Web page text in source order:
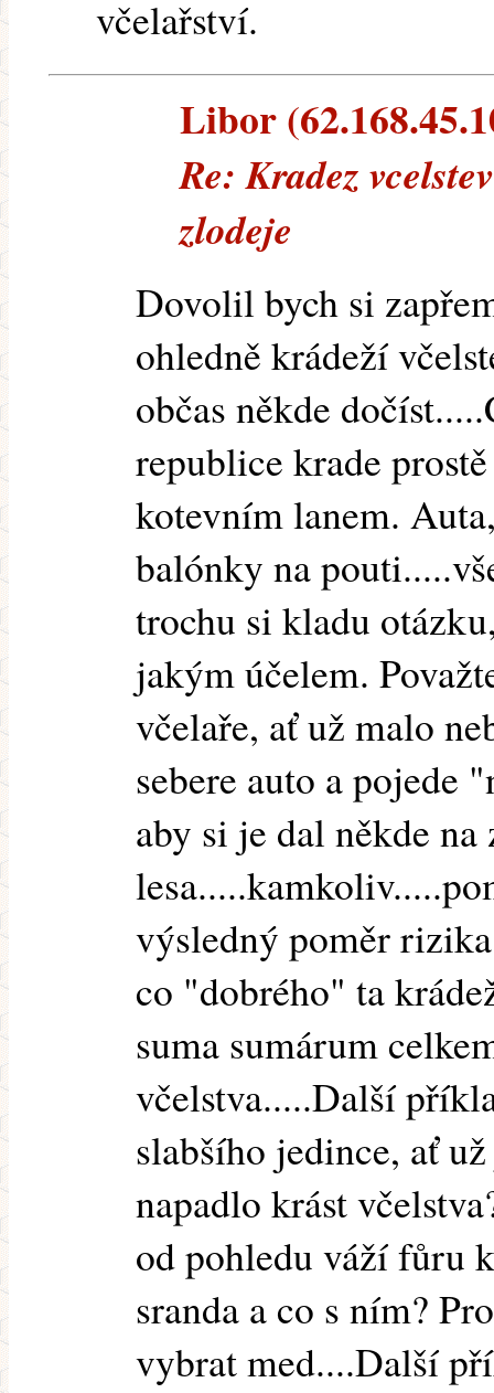
včelařství.
Libor
Re: Kradez
zlodeje
Dovolil bych si
ohledně krádeží
občas někde
republice krade
kotevním lanem.
balónky na
trochu si kladu
jakým účelem.
včelaře, ať už malo
sebere auto a pojede
aby si je dal někde
výsledný poměr
co "dobrého" ta
suma sumárum
včelstva.....Další
slabšího jedince, ať
napadlo krást
od pohledu váží fůru
sranda a co s ním?
vybrat med....Další